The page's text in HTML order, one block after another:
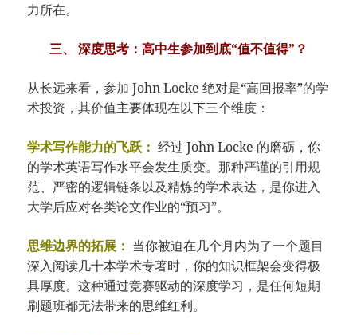
力所在。
三、 深度思考：高中生参加到底“值不值得”？
从长远来看，参加 John Locke 绝对是“高回报率”的学
术投资，其价值主要体现在以下三个维度：
学术写作能力的飞跃： 经过 John Locke 的磨砺，你
的学术英语写作水平会发生质变。那种严谨的引用规
范、严密的逻辑链条以及精炼的学术表达，是你进入
大学后应对各类论文作业的“预习”。
思维边界的拓展： 当你被迫在几个月内为了一个题目
深入阅读几十本学术专著时，你的知识框架会变得极
具厚度。这种通过竞赛驱动的深度学习，是任何短期
刷题班都无法带来的思维红利。